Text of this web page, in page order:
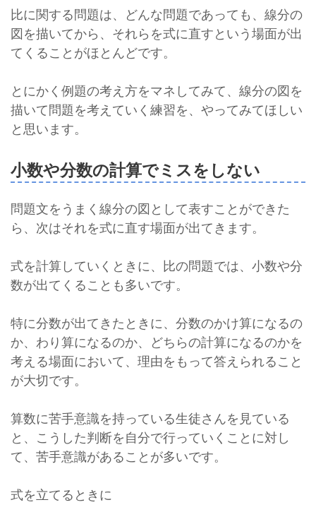
比に関する問題は、どんな問題であっても、線分の
図を描いてから、それらを式に直すという場面が出
てくることがほとんどです。
とにかく例題の考え方をマネしてみて、線分の図を
描いて問題を考えていく練習を、やってみてほしい
と思います。
小数や分数の計算でミスをしない
問題文をうまく線分の図として表すことができた
ら、次はそれを式に直す場面が出てきます。
式を計算していくときに、比の問題では、小数や分
数が出てくることも多いです。
特に分数が出てきたときに、分数のかけ算になるの
か、わり算になるのか、どちらの計算になるのかを
考える場面において、理由をもって答えられること
が大切です。
算数に苦手意識を持っている生徒さんを見ている
と、こうした判断を自分で行っていくことに対し
て、苦手意識があることが多いです。
式を立てるときに